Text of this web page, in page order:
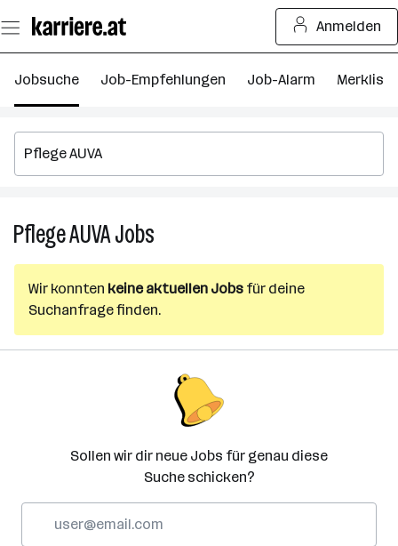
Seiteninhalt
springen
Anmelden
Jobsuche Job-Empfehlungen Job-Alarm Merkliste
Pflege AUVAJobs
Wir konnten keine aktuellen Jobs für deine
Suchanfrage finden.
Sollen wir dir neue Jobs für genau diese
Suche schicken?